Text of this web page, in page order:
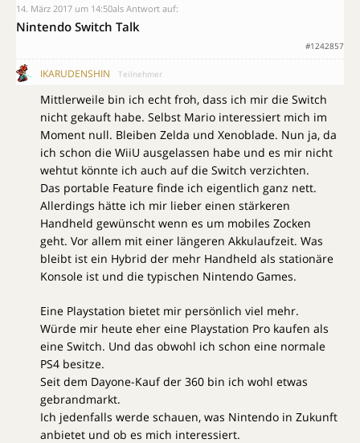
14. März 2017 um 14:50als Antwort auf:
Nintendo Switch Talk
#1242857
IKARUDENSHIN Teilnehmer
Mittlerweile bin ich echt froh, dass ich mir die Switch
nicht gekauft habe. Selbst Mario interessiert mich im
Moment null. Bleiben Zelda und Xenoblade. Nun ja, da
ich schon die WiiU ausgelassen habe und es mir nicht
wehtut könnte ich auch auf die Switch verzichten.
Das portable Feature finde ich eigentlich ganz nett.
Allerdings hätte ich mir lieber einen stärkeren
Handheld gewünscht wenn es um mobiles Zocken
geht. Vor allem mit einer längeren Akkulaufzeit. Was
bleibt ist ein Hybrid der mehr Handheld als stationäre
Konsole ist und die typischen Nintendo Games.
Eine Playstation bietet mir persönlich viel mehr.
Würde mir heute eher eine Playstation Pro kaufen als
eine Switch. Und das obwohl ich schon eine normale
PS4 besitze.
Seit dem Dayone-Kauf der 360 bin ich wohl etwas
gebrandmarkt.
Ich jedenfalls werde schauen, was Nintendo in Zukunft
anbietet und ob es mich interessiert.